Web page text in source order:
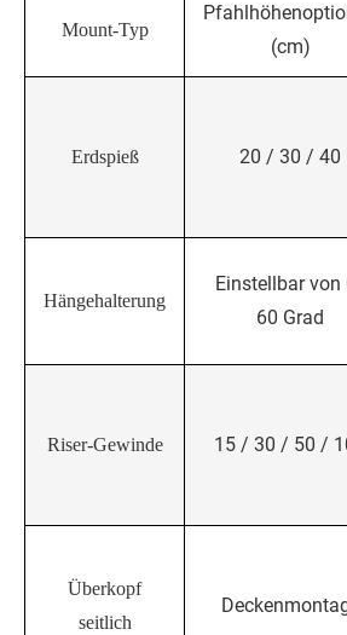
Mount-Typ
(cm)
Erdspieß 20 / 30 / 40
Hängehalterung
Einstellbar von
60 Grad
Riser-Gewinde 15 / 30 / 50 /
Überkopf
seitlich